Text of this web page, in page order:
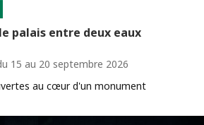
palais entre deux eaux
15 au 20 septembre 2026
au cœur d'un monument